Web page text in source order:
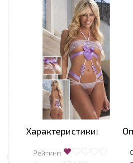
Характеристики:
Рейтинг: